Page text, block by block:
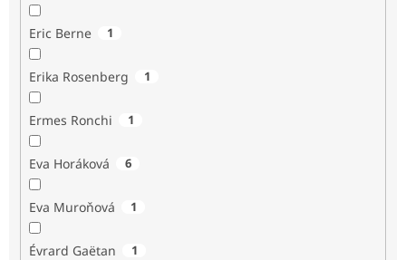
Eric Berne 1
Erika Rosenberg 1
Ermes Ronchi 1
Eva Horáková 6
Eva Muroňová 1
Évrard Gaëtan 1